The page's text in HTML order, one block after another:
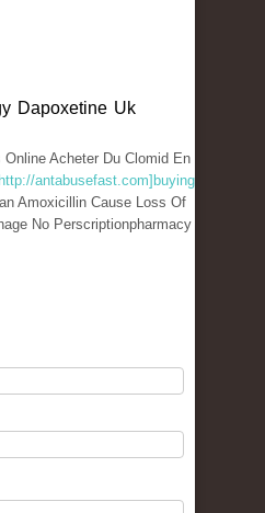
Dapoxetine Uk
Acheter Du Clomid En
http://antabusefast.com]buying
Amoxicillin Cause Loss Of
No Perscriptionpharmacy